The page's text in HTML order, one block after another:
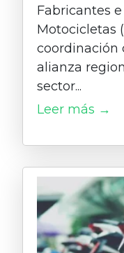
Fabricantes
Motocicletas
coordinación
alianza
sector...
Leer más →